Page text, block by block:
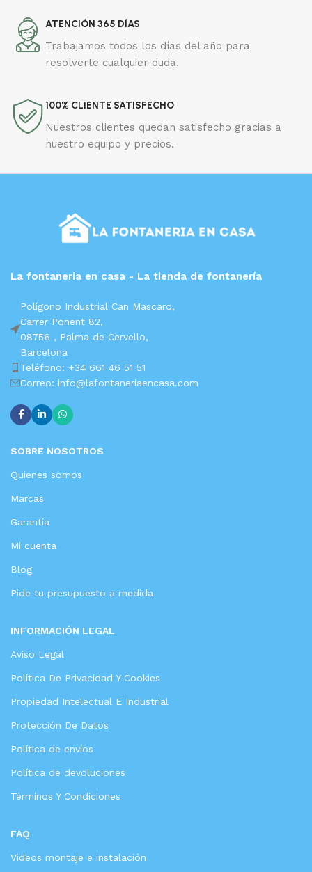
ATENCIÓN 365 DÍAS
Trabajamos todos los días del año para
resolverte cualquier duda.
100% CLIENTE SATISFECHO
Nuestros clientes quedan satisfecho gracias a
nuestro equipo y precios.
La fontaneria en casa - La tienda de fontanería
Polígono Industrial Can Mascaro,
Carrer Ponent 82,
08756 , Palma de Cervello,
Barcelona
Teléfono: +34 661 46 51 51
Correo: info@lafontaneriaencasa.com
SOBRE NOSOTROS
Quienes somos
Marcas
Garantía
Mi cuenta
Blog
Pide tu presupuesto a medida
INFORMACIÓN LEGAL
Aviso Legal
Política De Privacidad Y Cookies
Propiedad Intelectual E Industrial
Protección De Datos
Política de envíos
Política de devoluciones
Términos Y Condiciones
FAQ
Videos montaje e instalación